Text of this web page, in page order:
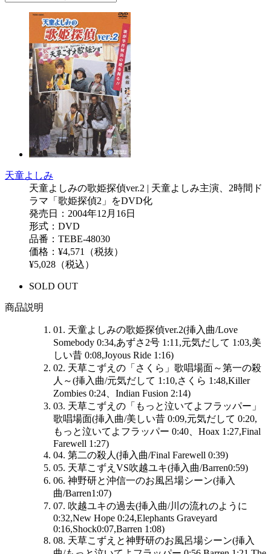
天童よしみ
天童よしみの歌姫探偵ver.2 | 天童よしみ主演、2時間ド
ラマ「歌姫探偵2」をDVD化
発売日：2004年12月16日
形式：DVD
品番：TEBE-48030
価格：¥4,571（税抜）
¥5,028（税込）
SOLD OUT
商品説明
01. 天童よしみの歌姫探偵ver.2(挿入曲/Love
Somebody 0:34,あずさ2号 1:11,元気だして 1:03,美
しい昔 0:08,Joyous Ride 1:16)
02. 天草こずえの「さくら」歌唱場面～第一の殺
人～(挿入曲/元気だして 1:10,さくら 1:48,Killer
Zombies 0:24、Indian Fusion 2:14)
03. 天草こずえの「もっと泣いてよフラッパー」
歌唱場面(挿入曲/美しい昔 0:09,元気だして 0:20,
もっと泣いてよフラッパー 0:40、Hoax 1:27,Final
Farewell 1:27)
04. 第二の殺人(挿入曲/Final Farewell 0:39)
05. 天草こずえVS吹越ユキ(挿入曲/Barren0:59)
06. 神野研と沖信一のお風呂場シーン(挿入
曲/Barren1:07)
07. 吹越ユキの過去(挿入曲/川の流れのように
0:32,New Hope 0:24,Elephants Graveyard
0:16,Shock0:07,Barren 1:08)
08. 天草こずえと神野研のお風呂場シーン(挿入